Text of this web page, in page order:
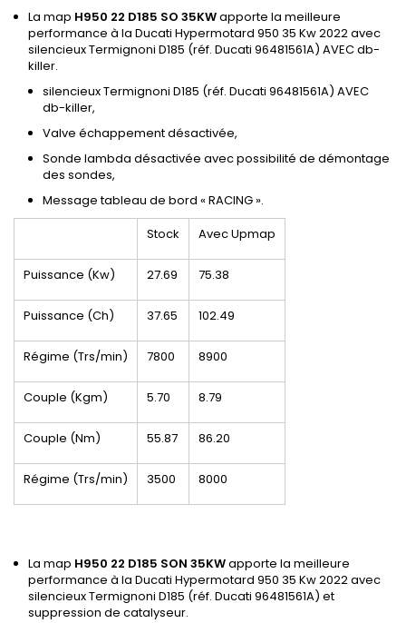
La map H950 22 D185 SO 35KWapporte la meilleure
performance à la Ducati Hypermotard 950 35 Kw 2022 avec
silencieux Termignoni D185 (réf. Ducati 96481561A) AVEC db-
killer.
silencieux Termignoni D185 (réf. Ducati 96481561A) AVEC
db-killer,
Valve échappement désactivée,
Sonde lambda désactivée avec possibilité de démontage
des sondes,
Message tableau de bord « RACING ».
Stock
Avec Upmap
Puissance (Kw) 27.69 75.38
Puissance (Ch) 37.65 102.49
Régime (Trs/min) 7800 8900
Couple (Kgm) 5.70 8.79
Couple (Nm) 55.87 86.20
Régime (Trs/min) 3500 8000
La map H950 22 D185 SON 35KWapporte la meilleure
performance à la Ducati Hypermotard 950 35 Kw 2022 avec
silencieux Termignoni D185 (réf. Ducati 96481561A) et
suppression de catalyseur.